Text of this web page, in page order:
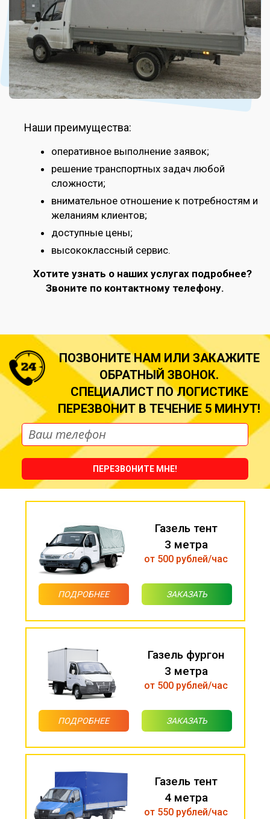
Наши преимущества:
оперативное выполнение заявок;
решение транспортных задач любой
сложности;
внимательное отношение к потребностям и
желаниям клиентов;
доступные цены;
высококлассный сервис.
Хотите узнать о наших услугах подробнее?
Звоните по контактному телефону.
ПОЗВОНИТЕ НАМ ИЛИ ЗАКАЖИТЕ
ОБРАТНЫЙ ЗВОНОК.
СПЕЦИАЛИСТ ПО ЛОГИСТИКЕ
ПЕРЕЗВОНИТ В ТЕЧЕНИЕ 5 МИНУТ!
ПЕРЕЗВОНИТЕ МНЕ!
Газель тент
3 метра
от 500 рублей/час
ПОДРОБНЕЕ ЗАКАЗАТЬ
Газель фургон
3 метра
от 500 рублей/час
ПОДРОБНЕЕ ЗАКАЗАТЬ
Газель тент
4 метра
от 550 рублей/час